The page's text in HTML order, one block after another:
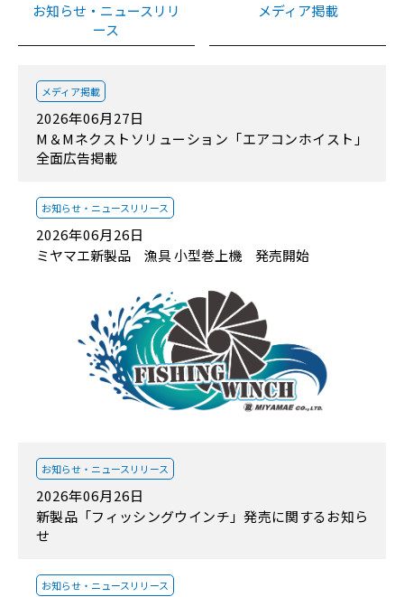
お知らせ・ニュースリリ
ース
メディア掲載
2026年06月27日
メディア掲載
M＆Mネクストソリューション「エアコンホイスト」
全面広告掲載
2026年06月26日
お知らせ・ ニュースリリース
ミヤマエ新製品 漁具 小型巻上機 発売開始
2026年06月26日
お知らせ・ ニュースリリース
新製品「フィッシングウインチ」発売に関するお知ら
せ
お知らせ・ ニュースリリース